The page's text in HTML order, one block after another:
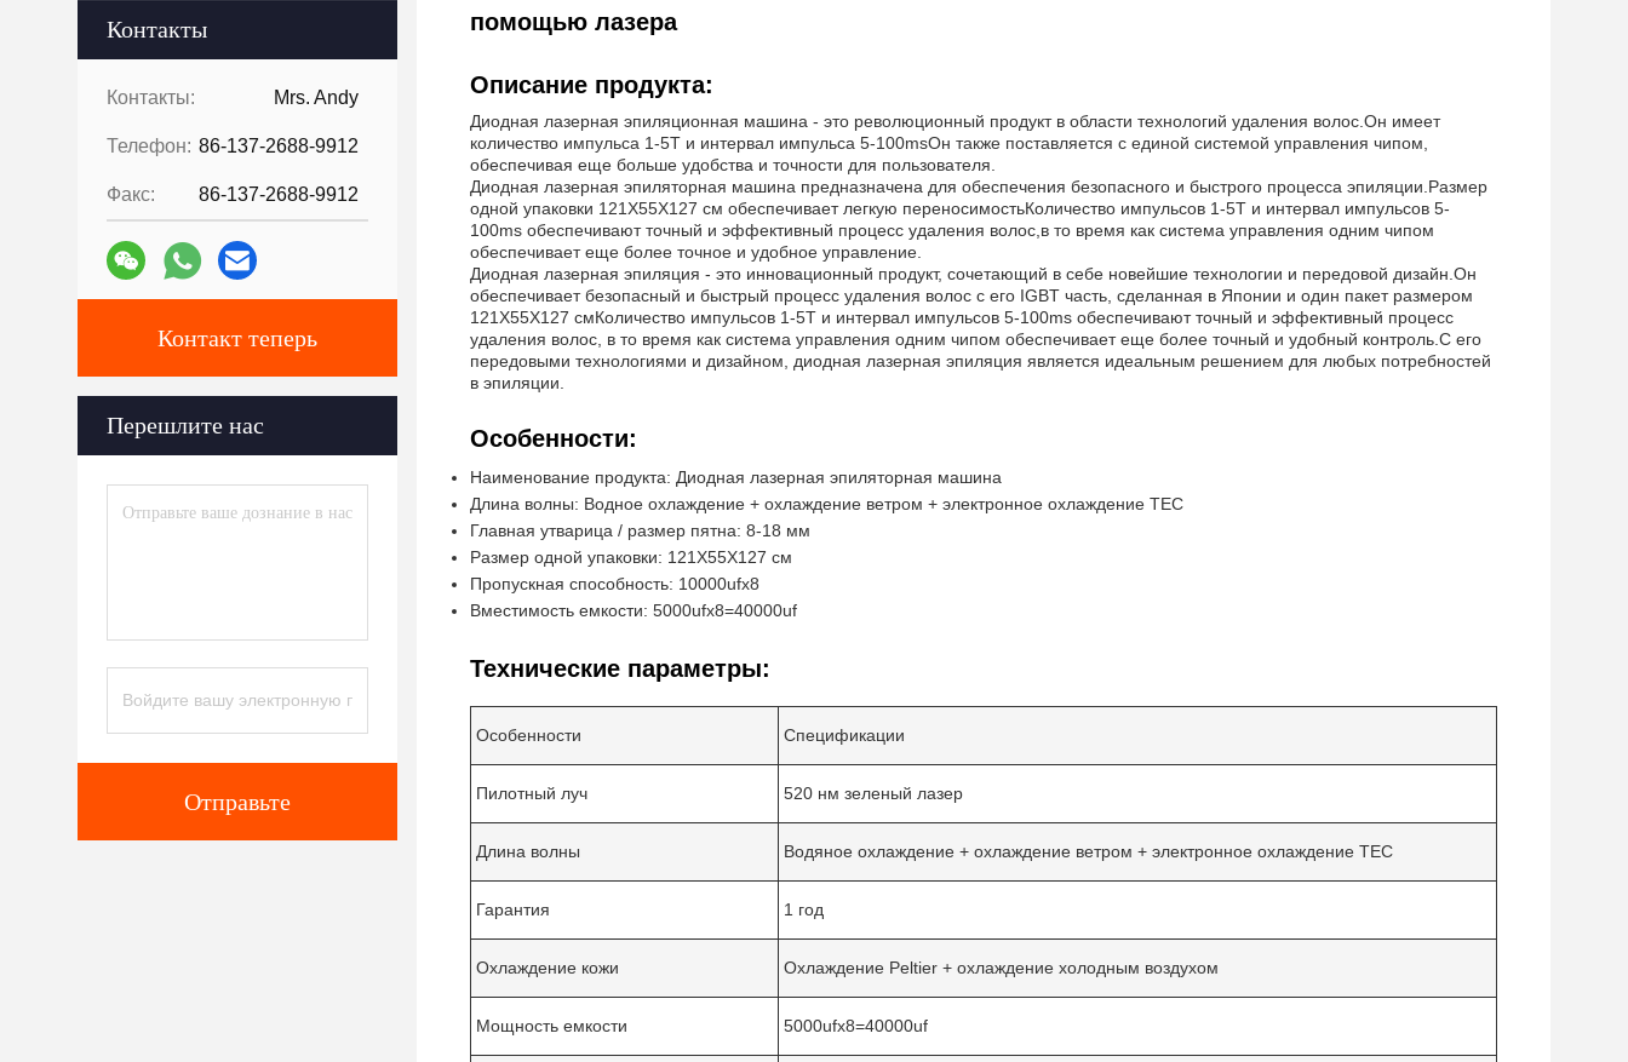
Контакты
Контакты: Mrs. Andy
Телефон: 86-137-2688-9912
Факс: 86-137-2688-9912
Контакт теперь
Перешлите нас
Отправьте
помощью лазера
Описание продукта:
Диодная лазерная эпиляционная машина - это революционный продукт в области технологий удаления волос.Он имеет
количество импульса 1-5T и интервал импульса 5-100msОн также поставляется с единой системой управления чипом,
обеспечивая еще больше удобства и точности для пользователя.
Диодная лазерная эпиляторная машина предназначена для обеспечения безопасного и быстрого процесса эпиляции.Размер
одной упаковки 121X55X127 см обеспечивает легкую переносимостьКоличество импульсов 1-5T и интервал импульсов 5-
100ms обеспечивают точный и эффективный процесс удаления волос,в то время как система управления одним чипом
обеспечивает еще более точное и удобное управление.
Диодная лазерная эпиляция - это инновационный продукт, сочетающий в себе новейшие технологии и передовой дизайн.Он
обеспечивает безопасный и быстрый процесс удаления волос с его IGBT часть, сделанная в Японии и один пакет размером
121X55X127 смКоличество импульсов 1-5T и интервал импульсов 5-100ms обеспечивают точный и эффективный процесс
удаления волос, в то время как система управления одним чипом обеспечивает еще более точный и удобный контроль.С его
передовыми технологиями и дизайном, диодная лазерная эпиляция является идеальным решением для любых потребностей
в эпиляции.
Особенности:
Наименование продукта: Диодная лазерная эпиляторная машина
Длина волны: Водное охлаждение + охлаждение ветром + электронное охлаждение TEC
Главная утварица / размер пятна: 8-18 мм
Размер одной упаковки: 121X55X127 см
Пропускная способность: 10000ufx8
Вместимость емкости: 5000ufx8=40000uf
Технические параметры:
Особенности Спецификации
Пилотный луч 520 нм зеленый лазер
Длина волны Водяное охлаждение + охлаждение ветром + электронное охлаждение TEC
Гарантия 1 год
Охлаждение кожи Охлаждение Peltier + охлаждение холодным воздухом
Мощность емкости 5000ufx8=40000uf